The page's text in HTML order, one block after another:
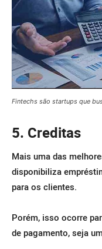
Fintechs são startups que
5. Creditas
Mais uma das
disponibiliza
para os clientes.
Porém, isso ocorre
de pagamento, seja